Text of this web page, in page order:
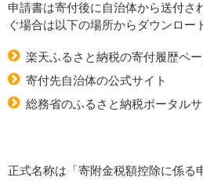
申請書は寄付後に自治体から送付さ
ぐ場合は以下の場所からダウンロー
楽天ふるさと納税の寄付履歴ペ
寄付先自治体の公式サイト
総務省のふるさと納税ポータルサ
正式名称は「寄附金税額控除に係る